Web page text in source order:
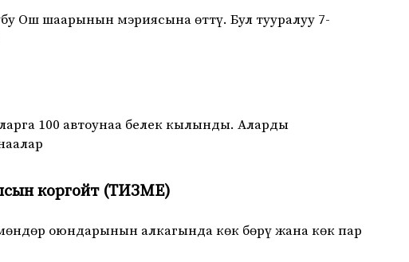
Ош шаарынын мэриясына өттү. Бул тууралуу 7-
100 автоунаа белек кылынды. Аларды
коргойт (ТИЗМЕ)
оюндарынын алкагында көк бөрү жана көк пар